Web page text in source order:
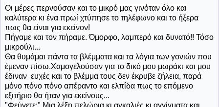
Οι μέρες περνούσαν και το μικρό μας γινόταν όλο και
καλύτερα κι ένα πρωί χτύπησε το τηλέφωνο και το ήξερα
πως θα είναι για εκείνον!
Πήγαμε και τον πήραμε. Όμορφο, λαμπερό και δυνατό!! Τόσο
μικρούλι...
Θα θυμάμαι πάντα τα βλέμματα και τα λόγια των γονιών που
έμεναν πίσω.Χαμογελούσαν για το δικό μου μωράκι και μου
έδιναν ευχές και το βλέμμα τους δεν έκρυβε ζήλεια, παρά
μόνο πόνο πόνο απέραντο και ελπίδα πως το επόμενο
εξιτήριο θα ήταν για εκείνους...
"Φεύγετε;" Μια λέξη πελώρια κι αγκαλιές κι αγγίγματα και